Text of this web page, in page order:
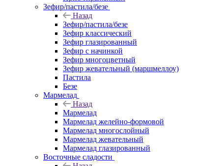
Зефир/пастила/безе
Назад
Зефир/пастила/безе
Зефир классический
Зефир глазированный
Зефир с начинкой
Зефир многоцветный
Зефир жевательный (маршмеллоу)
Пастила
Безе
Мармелад
Назад
Мармелад
Мармелад желейно-формовой
Мармелад многослойный
Мармелад жевательный
Мармелад глазированный
Восточные сладости